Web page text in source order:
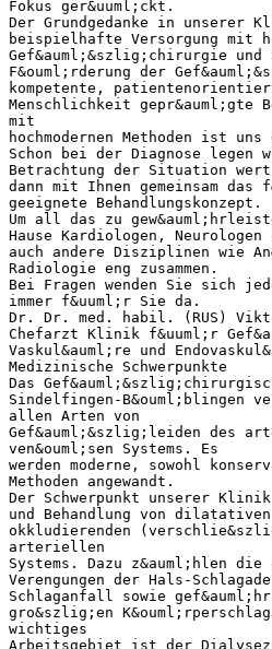
Fokus ger&uuml;ckt.
Der Grundgedanke in unserer
beispielhafte Versorgung mit
Gef&auml;&szlig;chirurgie und
F&ouml;rderung der
kompetente,
Menschlichkeit gepr&auml;gte
mit
hochmodernen Methoden ist
Schon bei der Diagnose legen
Betrachtung der Situation
dann mit Ihnen gemeinsam das
geeignete Behandlungskonzept.
Um all das zu
Hause Kardiologen, Neurologen
auch andere Disziplinen wie
Radiologie eng zusammen.
Bei Fragen wenden Sie sich
immer f&uuml;r Sie da.
Dr. Dr. med. habil. (RUS)
Chefarzt Klinik f&uuml;r
Vaskul&auml;re und
Medizinische Schwerpunkte
Das
Sindelfingen-B&ouml;blingen
allen Arten von
Gef&auml;&szlig;leiden des
ven&ouml;sen Systems. Es
werden moderne, sowohl
Methoden angewandt.
Der Schwerpunkt unserer
und Behandlung von
okkludierenden
arteriellen
Systems. Dazu z&auml;hlen
Verengungen der Hals-
Schlaganfall sowie
gro&szlig;en
wichtiges
Arbeitsgebiet ist der